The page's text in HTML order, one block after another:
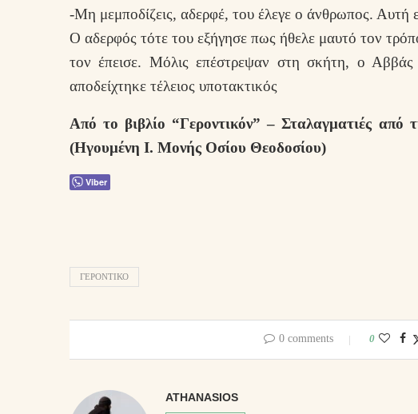
-Μη μεμποδίζεις, αδερφέ, του έλεγε ο άνθρωπος. Αυτή
Ο αδερφός τότε του εξήγησε πως ήθελε μαυτό τον
τον έπεισε. Μόλις επέστρεψαν στη σκήτη, ο
αποδείχτηκε τέλειος υποτακτικός
Από το βιβλίο “Γεροντικόν” – Σταλαγματιές
(Ηγουμένη Ι. Μονής Οσίου Θεοδοσίου)
Viber
ΓΕΡΟΝΤΙΚΟ
0 comments 0
ATHANASIOS